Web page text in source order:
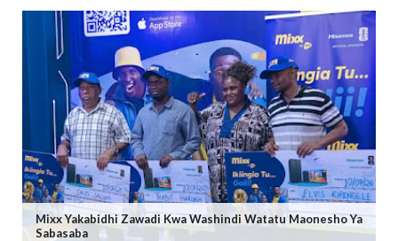
Mixx Yakabidhi Zawadi Kwa Washindi Watatu Maonesho Ya
Sabasaba